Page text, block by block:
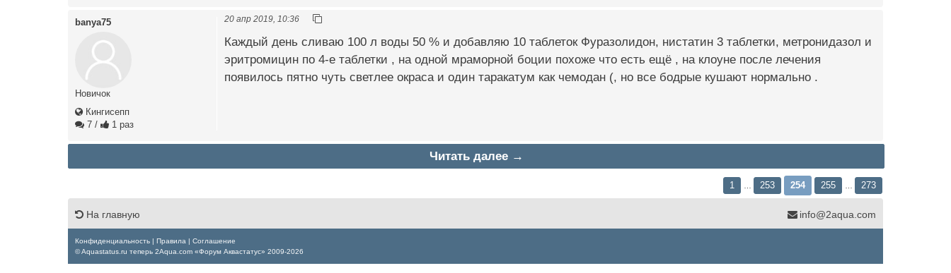
banya75
Новичок
Кингисепп
7 / 1 раз
20 апр 2019, 10:36
Каждый день сливаю 100 л воды 50 % и добавляю 10 таблеток Фуразолидон, нистатин 3 таблетки, метронидазол и
эритромицин по 4-е таблетки , на одной мраморной боции похоже что есть ещё , на клоуне после лечения
появилось пятно чуть светлее окраса и один таракатум как чемодан (, но все бодрые кушают нормально .
Читать далее →
1 253 254 255 273
На главную info@2aqua.com
Конфиденциальность | Правила | Соглашение
© Aquastatus.ru теперь 2Aqua.com «Форум Аквастатус» 2009-2026